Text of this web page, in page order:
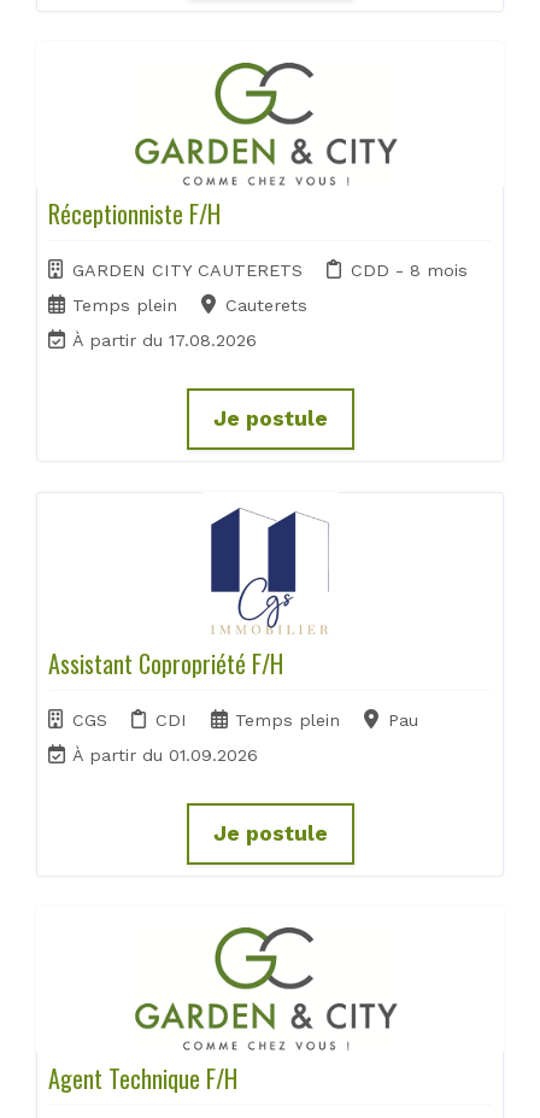
Réceptionniste F/H
GARDEN CITY CAUTERETS
CDD - 8 mois
Temps plein
Cauterets
À partir du 17.08.2026
Je postule
Assistant Copropriété F/H
CGS CDI Temps plein
Pau
À partir du 01.09.2026
Je postule
Agent Technique F/H